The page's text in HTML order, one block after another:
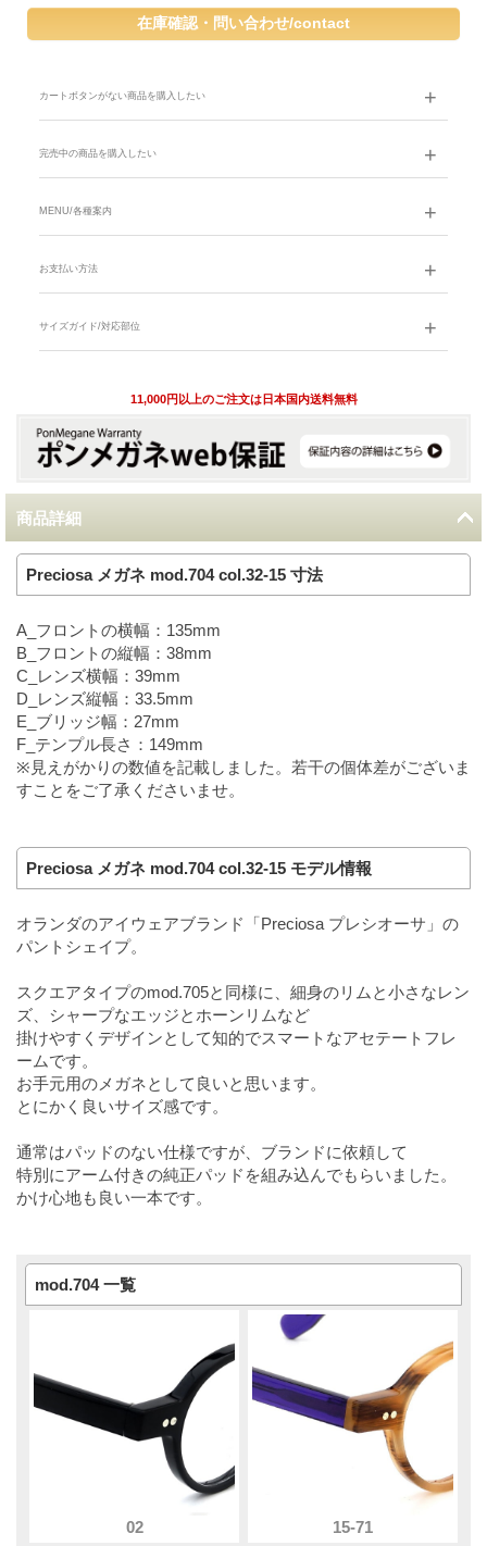
カートボタンがない商品を購入したい
完売中の商品を購入したい
MENU/各種案内
お支払い方法
サイズガイド/対応部位
11,000円以上のご注文は日本国内送料無料
商品詳細
Preciosa メガネ mod.704 col.32-15 寸法
A_フロントの横幅：135mm
B_フロントの縦幅：38mm
C_レンズ横幅：39mm
D_レンズ縦幅：33.5mm
E_ブリッジ幅：27mm
F_テンプル長さ：149mm
※見えがかりの数値を記載しました。若干の個体差がございま
すことをご了承くださいませ。
Preciosa メガネ mod.704 col.32-15 モデル情報
オランダのアイウェアブランド「Preciosa プレシオーサ」の
パントシェイプ。
スクエアタイプのmod.705と同様に、細身のリムと小さなレン
ズ、シャープなエッジとホーンリムなど
掛けやすくデザインとして知的でスマートなアセテートフレ
ームです。
お手元用のメガネとして良いと思います。
とにかく良いサイズ感です。
通常はパッドのない仕様ですが、ブランドに依頼して
特別にアーム付きの純正パッドを組み込んでもらいました。
かけ心地も良い一本です。
mod.704 一覧
02 15-71